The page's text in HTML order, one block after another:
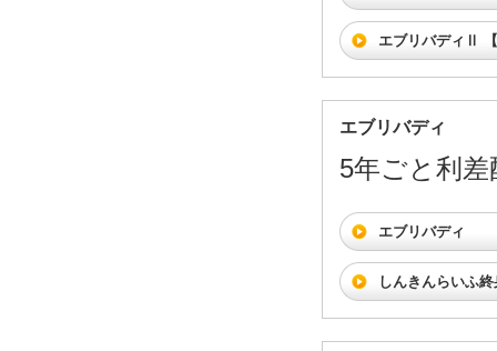
エブリバディⅡ
エブリバディ
5年ごと利
エブリバディ
しんきんらいふ